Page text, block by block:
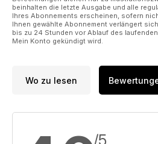
beinhalten die letzte Ausgabe und alle
Ihres Abonnements erscheinen, sofern
Ihnen gewählte Abonnement verlängert
bis zu 24 Stunden vor Ablauf des
Mein Konto gekündigt wird.
Wo zu lesen